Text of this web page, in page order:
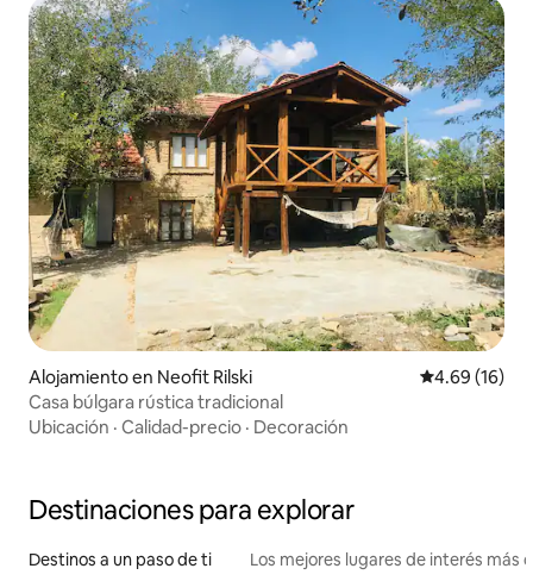
Alojamiento en Neofit Rilski Calificación
4.69 (16)
Casa búlgara rústica tradicional
Ubicación · Calidad-precio · Decoración
Destinaciones para explorar
Destinos a un paso de ti Los mejores lugares de interés más